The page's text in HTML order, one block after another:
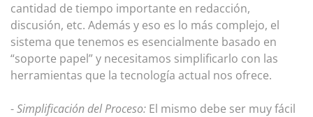
cantidad de tiempo importante en redacción,
discusión, etc. Además y eso es lo más complejo, el
sistema que tenemos es esencialmente basado en
“soporte papel” y necesitamos simplificarlo con las
herramientas que la tecnología actual nos ofrece.
-Simplificación del Proceso: El mismo debe ser muy fácil